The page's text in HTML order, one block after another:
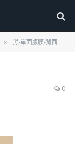
» 黑-單面腹膜-背面
0